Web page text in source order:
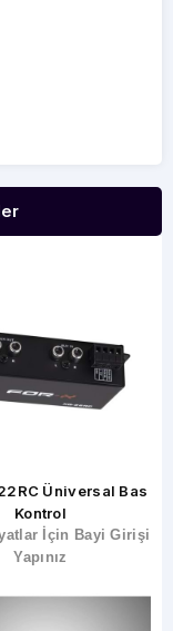
Üniversal Bas
Kontrol
İçin Bayi Girişi
Yapınız